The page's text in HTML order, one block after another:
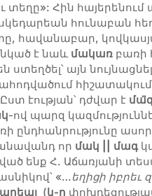
տեղը»: Հին հայերենում
հունաբան
հավանաբար,
է նաև մակառ բառի
ստեղծել՝ այն
հիշատակում
էության՝ դժվար է մա
-ով պարզ
ընդհանրությունը
որ մակ || մագ
ենք Հ. Աճառյանի
«…եղիցի իբրեւ
(կ-ղ